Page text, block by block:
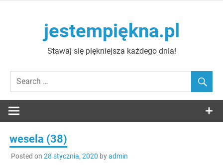
jestempiękna.pl
Stawaj się piękniejsza każdego dnia!
wesela (38)
Posted on 28 stycznia, 2020 byadmin